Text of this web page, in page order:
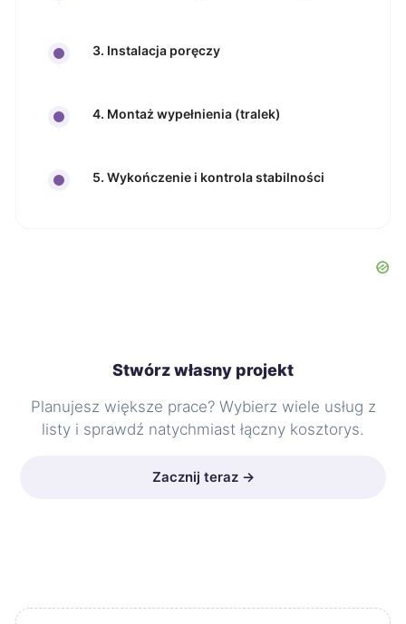
3. Instalacja poręczy
4. Montaż wypełnienia (tralek)
5. Wykończenie i kontrola stabilności
Stwórz własny projekt
Planujesz większe prace? Wybierz wiele usług z
listy i sprawdź natychmiast łączny kosztorys.
Zacznij teraz →